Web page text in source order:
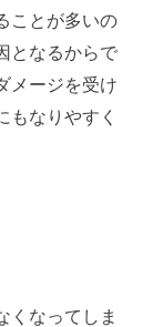
ことが多いの
となるからで
メージを受け
もなりやすく
くなってしま